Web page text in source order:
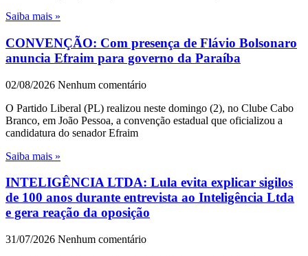
Saiba mais »
CONVENÇÃO: Com presença de Flávio Bolsonaro
anuncia Efraim para governo da Paraíba
02/08/2026 Nenhum comentário
O Partido Liberal (PL) realizou neste domingo (2), no Clube Cabo
Branco, em João Pessoa, a convenção estadual que oficializou a
candidatura do senador Efraim
Saiba mais »
INTELIGÊNCIA LTDA: Lula evita explicar sigilos
de 100 anos durante entrevista ao Inteligência Ltda
e gera reação da oposição
31/07/2026 Nenhum comentário